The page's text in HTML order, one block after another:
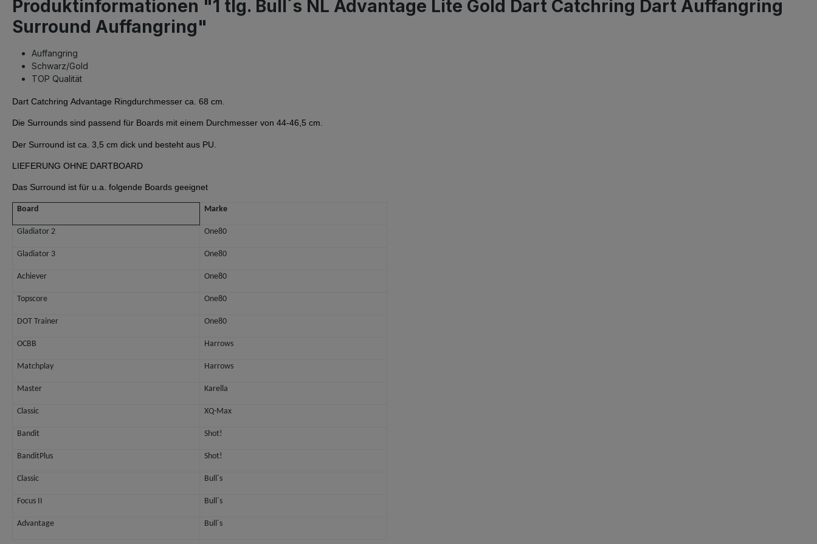
Produktinformationen "1 tlg. Bull´s NL Advantage Lite Gold Dart Catchring Dart Auffangring
Surround Auffangring"
Auffangring
Schwarz/Gold
TOP Qualität
Dart Catchring Advantage Ringdurchmesser ca. 68 cm.
Die Surrounds sind passend für Boards mit einem Durchmesser von 44-46,5 cm.
Der Surround ist ca. 3,5 cm dick und besteht aus PU.
LIEFERUNG OHNE DARTBOARD
Das Surround ist für u.a. folgende Boards geeignet
Board Marke
Gladiator 2 One80
Gladiator 3 One80
Achiever One80
Topscore One80
DOT Trainer One80
OCBB Harrows
Matchplay Harrows
Master Karella
Classic XQ-Max
Bandit Shot!
BanditPlus Shot!
Classic Bull´s
Focus II Bull´s
Advantage Bull´s